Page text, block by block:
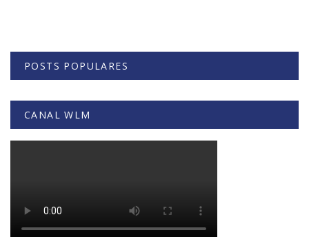
POSTS POPULARES
CANAL WLM